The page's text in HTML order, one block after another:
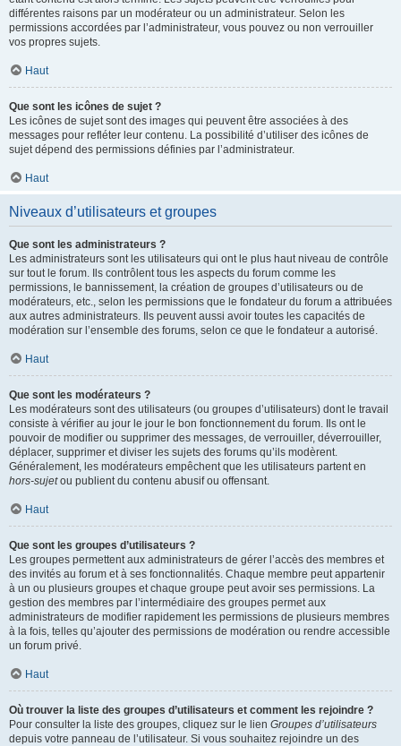
différentes raisons par un modérateur ou un administrateur. Selon les
permissions accordées par l’administrateur, vous pouvez ou non verrouiller
vos propres sujets.
Haut
Que sont les icônes de sujet ?
Les icônes de sujet sont des images qui peuvent être associées à des
messages pour refléter leur contenu. La possibilité d’utiliser des icônes de
sujet dépend des permissions définies par l’administrateur.
Haut
Niveaux d’utilisateurs et groupes
Que sont les administrateurs ?
Les administrateurs sont les utilisateurs qui ont le plus haut niveau de contrôle
sur tout le forum. Ils contrôlent tous les aspects du forum comme les
permissions, le bannissement, la création de groupes d’utilisateurs ou de
modérateurs, etc., selon les permissions que le fondateur du forum a attribuées
aux autres administrateurs. Ils peuvent aussi avoir toutes les capacités de
modération sur l’ensemble des forums, selon ce que le fondateur a autorisé.
Haut
Que sont les modérateurs ?
Les modérateurs sont des utilisateurs (ou groupes d’utilisateurs) dont le travail
consiste à vérifier au jour le jour le bon fonctionnement du forum. Ils ont le
pouvoir de modifier ou supprimer des messages, de verrouiller, déverrouiller,
déplacer, supprimer et diviser les sujets des forums qu’ils modèrent.
Généralement, les modérateurs empêchent que les utilisateurs partent en
hors-sujetou publient du contenu abusif ou offensant.
Haut
Que sont les groupes d’utilisateurs ?
Les groupes permettent aux administrateurs de gérer l’accès des membres et
des invités au forum et à ses fonctionnalités. Chaque membre peut appartenir
à un ou plusieurs groupes et chaque groupe peut avoir ses permissions. La
gestion des membres par l’intermédiaire des groupes permet aux
administrateurs de modifier rapidement les permissions de plusieurs membres
à la fois, telles qu’ajouter des permissions de modération ou rendre accessible
un forum privé.
Haut
Où trouver la liste des groupes d’utilisateurs et comment les rejoindre ?
Pour consulter la liste des groupes, cliquez sur le lien Groupes d’utilisateurs
depuis votre panneau de l’utilisateur. Si vous souhaitez rejoindre un des